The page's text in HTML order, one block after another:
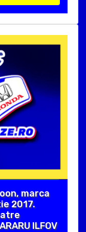
marca
2017.
ILFOV